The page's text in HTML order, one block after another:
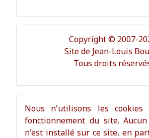
Copyright © 2007-
Site de Jean-Louis
Tous droits
Nous n'utilisons les
fonctionnement du site.
n'est installé sur ce site, en